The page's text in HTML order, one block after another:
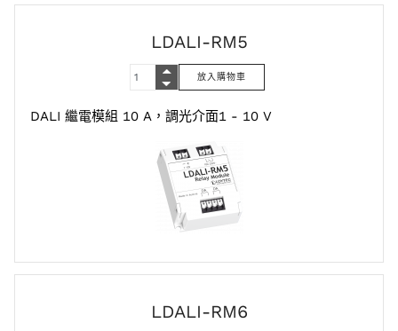
LDALI-RM5
DALI 繼電模組 10 A，調光介面1 - 10 V
LDALI-RM6